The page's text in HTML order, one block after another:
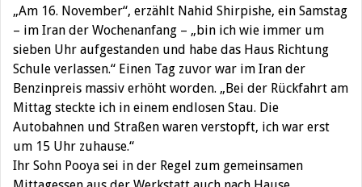
„Am 16. November“, erzählt Nahid Shirpishe, ein Samstag
– im Iran der Wochenanfang – „bin ich wie immer um
sieben Uhr aufgestanden und habe das Haus Richtung
Schule verlassen.“ Einen Tag zuvor war im Iran der
Benzinpreis massiv erhöht worden. „Bei der Rückfahrt am
Mittag steckte ich in einem endlosen Stau. Die
Autobahnen und Straßen waren verstopft, ich war erst
um 15 Uhr zuhause.“
Ihr Sohn Pooya sei in der Regel zum gemeinsamen